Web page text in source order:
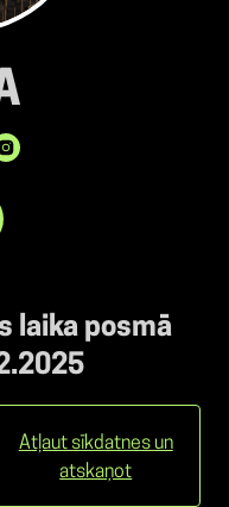
laika posmā
Atļaut sīkdatnes un
atskaņot